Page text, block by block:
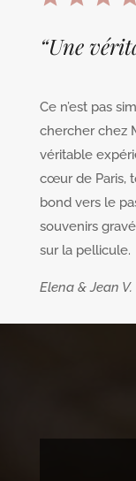
“Une
Ce n’est pas
chercher chez
véritable
cœur de Paris,
bond vers le
souvenirs
sur la pellicule.
Elena & Jean V.